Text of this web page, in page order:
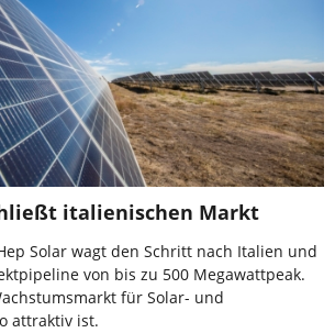
italienischen Markt
Solar wagt den Schritt nach Italien und
von bis zu 500 Megawattpeak.
für Solar- und
attraktiv ist.